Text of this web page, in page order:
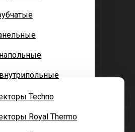
Techno
Royal Thermo